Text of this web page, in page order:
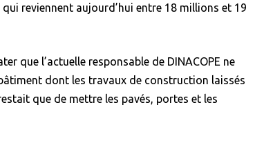
reviennent aujourd’hui entre 18 millions et 19
que l’actuelle responsable de DINACOPE ne
dont les travaux de construction laissés
que de mettre les pavés, portes et les